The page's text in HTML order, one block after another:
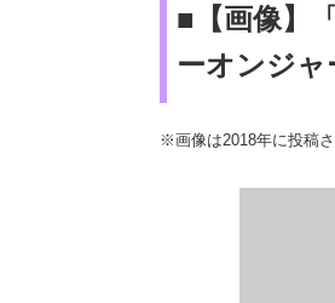
■【画像】
ーオンジ
※画像は2018年に投稿